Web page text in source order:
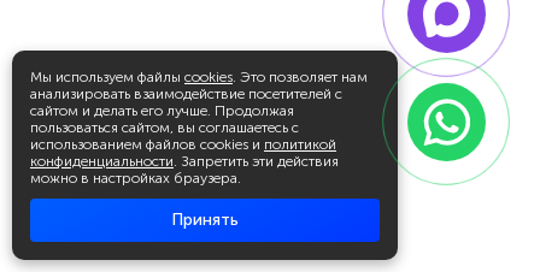
Мы используем файлы cookies. Это позволяет нам
анализировать взаимодействие посетителей с
сайтом и делать его лучше. Продолжая
пользоваться сайтом, вы соглашаетесь с
использованием файлов cookies и политикой
конфиденциальности. Запретить эти действия
можно в настройках браузера.
Принять